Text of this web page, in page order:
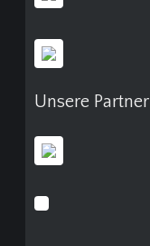
Unsere Partner